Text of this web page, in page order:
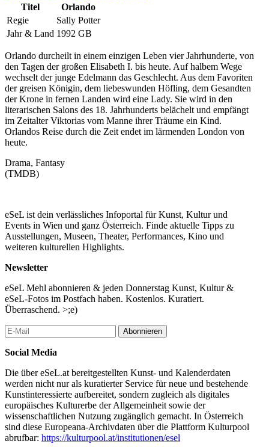
Titel
Orlando
Regie
Sally Potter
Jahr & Land 1992 GB
Orlando durcheilt in einem einzigen Leben vier Jahrhunderte, von
den Tagen der großen Elisabeth I. bis heute. Auf halbem Wege
wechselt der junge Edelmann das Geschlecht. Aus dem Favoriten
der greisen Königin, dem liebeswunden Höfling, dem Gesandten
der Krone in fernen Landen wird eine Lady. Sie wird in den
literarischen Salons des 18. Jahrhunderts belächelt und empfängt
im Zeitalter Viktorias vom Manne ihrer Träume ein Kind.
Orlandos Reise durch die Zeit endet im lärmenden London von
heute.
Drama, Fantasy
(TMDB)
eSeL ist dein verlässliches Infoportal für Kunst, Kultur und
Events in Wien und ganz Österreich. Finde aktuelle Tipps zu
Ausstellungen, Museen, Theater, Performances, Kino und
weiteren kulturellen Highlights.
Newsletter
eSeL Mehl abonnieren & jeden Donnerstag Kunst, Kultur &
eSeL-Fotos im Postfach haben. Kostenlos. Kuratiert.
Überraschend. >;e)
Abonnieren
Social Media
Die über eSeL.at bereitgestellten Kunst- und Kalenderdaten
werden nicht nur als kuratierter Service für neue und bestehende
Kunstinteressierte aufbereitet, sondern zugleich als digitales
europäisches Kulturerbe der Allgemeinheit sowie der
wissenschaftlichen Nutzung zugänglich gemacht. In Österreich
sind diese Europeana-Archivdaten über die Plattform Kulturpool
abrufbar: https://kulturpool.at/institutionen/esel